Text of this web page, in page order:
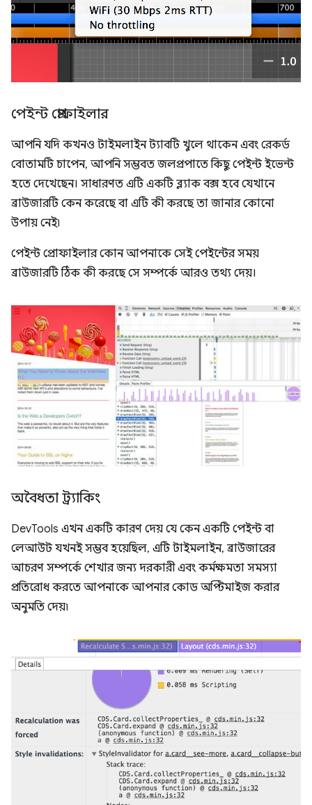
পেইন্ট প্রোফাইলার
আপনি যদি কখনও টাইমলাইন ট্যাবটি খুলে থাকেন এবং রেকর্ড
বোতামটি চাপেন, আপনি সম্ভবত জলপ্রপাতে কিছু পেইন্ট ইভেন্ট
হতে দেখেছেন। সাধারণত এটি একটি ব্ল্যাক বক্স হবে যেখানে
ব্রাউজারটি কেন করেছে বা এটি কী করছে তা জানার কোনো
উপায় নেই৷
পেইন্ট প্রোফাইলার কোন আপনাকে সেই পেইন্টের সময়
ব্রাউজারটি ঠিক কী করছে সে সম্পর্কে আরও তথ্য দেয়।
অবৈধতা ট্র্যাকিং
DevTools এখন একটি কারণ দেয় যে কেন একটি পেইন্ট বা
লেআউট যখনই সম্ভব হয়েছিল, এটি টাইমলাইন, ব্রাউজারের
আচরণ সম্পর্কে শেখার জন্য দরকারী এবং কর্মক্ষমতা সমস্যা
প্রতিরোধ করতে আপনাকে আপনার কোড অপ্টিমাইজ করার
অনুমতি দেয়৷